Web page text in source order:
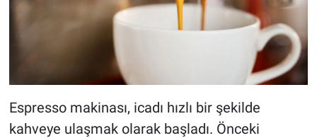
Espresso makinası, icadı hızlı bir şekilde
kahveye ulaşmak olarak başladı. Önceki